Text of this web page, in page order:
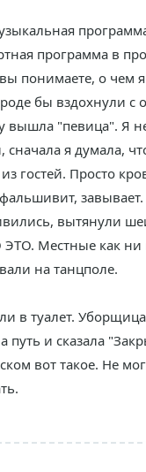
программа в
вы понимаете, о чем
бы вздохнули с
вышла "певица". Я
я думала,
гостей. Просто
вытянули
ЭТО. Местные как
на танцполе.
в туалет.
путь и сказала
вот такое. Не